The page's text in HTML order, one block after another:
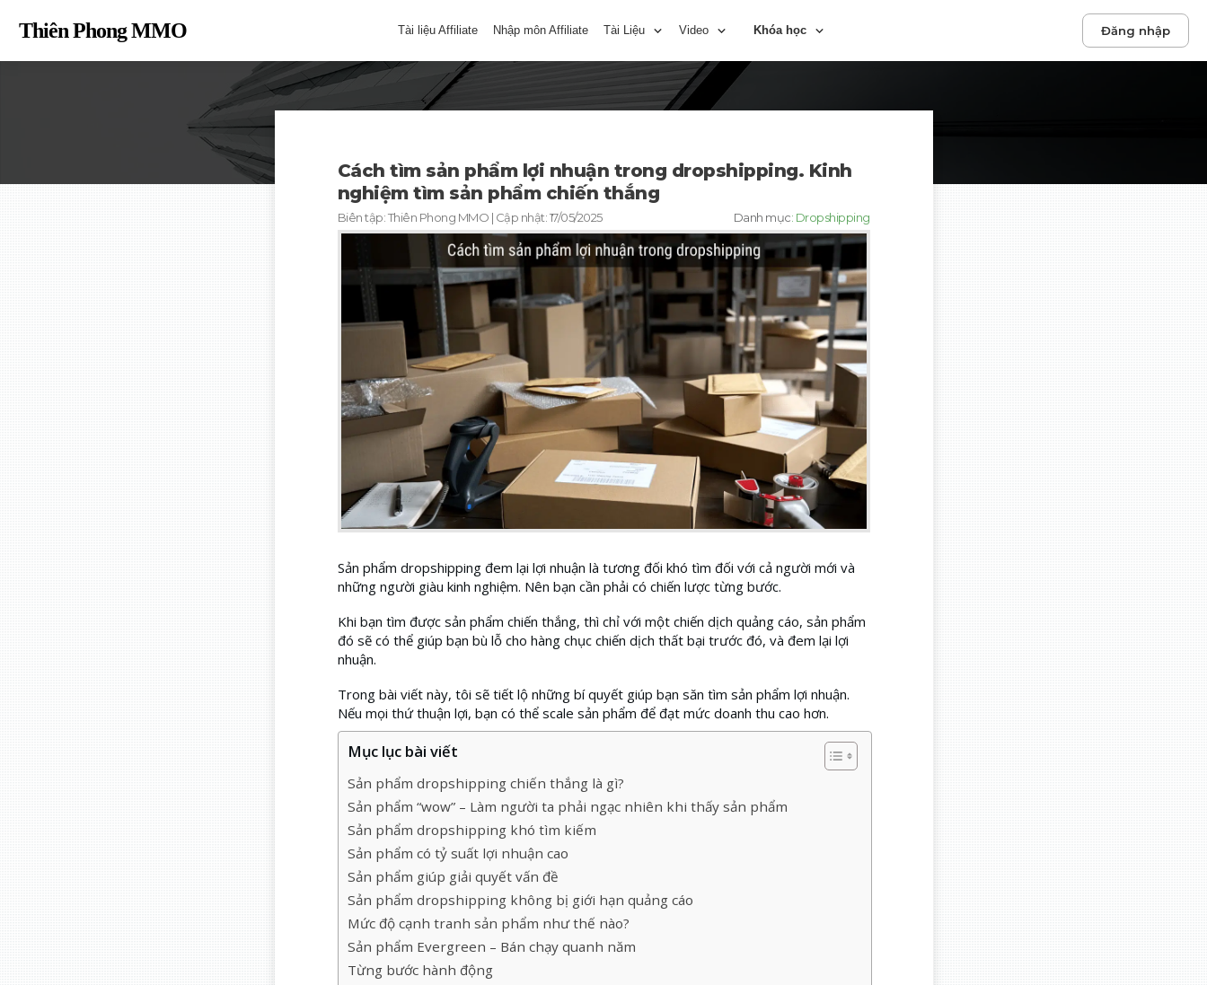
Thiên Phong MMO Tài liệu Affiliate Nhập môn Affiliate Tài Liệu Video Khóa học Đăng nhập
Cách tìm sản phẩm lợi nhuận trong dropshipping. Kinh
nghiệm tìm sản phẩm chiến thắng
Biên tập:Thiên Phong MMO | Cập nhật:17/05/2025 Danh mục: Dropshipping
Sản phẩm dropshipping đem lại lợi nhuận là tương đối khó tìm đối với cả người mới và
những người giàu kinh nghiệm. Nên bạn cần phải có chiến lược từng bước.
Khi bạn tìm được sản phẩm chiến thắng, thì chỉ với một chiến dịch quảng cáo, sản phẩm
đó sẽ có thể giúp bạn bù lỗ cho hàng chục chiến dịch thất bại trước đó, và đem lại lợi
nhuận.
Trong bài viết này, tôi sẽ tiết lộ những bí quyết giúp bạn săn tìm sản phẩm lợi nhuận.
Nếu mọi thứ thuận lợi, bạn có thể scale sản phẩm để đạt mức doanh thu cao hơn.
Mục lục bài viết
Sản phẩm dropshipping chiến thắng là gì?
Sản phẩm “wow” – Làm người ta phải ngạc nhiên khi thấy sản phẩm
Sản phẩm dropshipping khó tìm kiếm
Sản phẩm có tỷ suất lợi nhuận cao
Sản phẩm giúp giải quyết vấn đề
Sản phẩm dropshipping không bị giới hạn quảng cáo
Mức độ cạnh tranh sản phẩm như thế nào?
Sản phẩm Evergreen – Bán chạy quanh năm
Từng bước hành động